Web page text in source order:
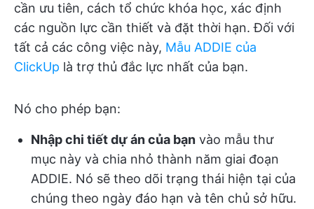
cần ưu tiên, cách tổ chức khóa học, xác định
các nguồn lực cần thiết và đặt thời hạn. Đối với
tất cả các công việc này, Mẫu ADDIE của
ClickUp là trợ thủ đắc lực nhất của bạn.
Nó cho phép bạn:
Nhập chi tiết dự án của bạn vào mẫu thư
mục này và chia nhỏ thành năm giai đoạn
ADDIE. Nó sẽ theo dõi trạng thái hiện tại của
chúng theo ngày đáo hạn và tên chủ sở hữu.